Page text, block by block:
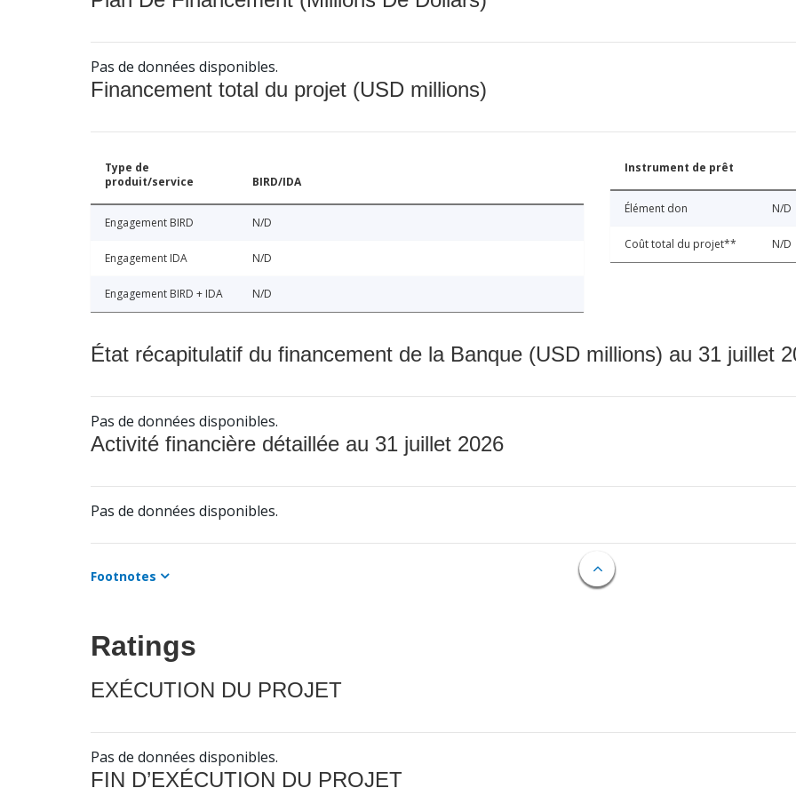
Pas de données disponibles.
Financement total du projet (USD millions)
Type de
produit/service
BIRD/IDA
Engagement BIRD N/D
Engagement IDA N/D
Engagement BIRD + IDA N/D
Instrument de prêt
Élément don N/D
Coût total du projet** N/D
État récapitulatif du financement de la Banque (USD millions) au 31 juillet
Pas de données disponibles.
Activité financière détaillée au 31 juillet 2026
Pas de données disponibles.
Footnotes
Ratings
EXÉCUTION DU PROJET
Pas de données disponibles.
FIN D’EXÉCUTION DU PROJET